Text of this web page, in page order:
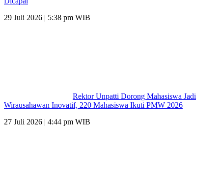
29 Juli 2026 | 5:38 pm WIB
Rektor Unpatti Dorong Mahasiswa Jadi
Wirausahawan Inovatif, 220 Mahasiswa Ikuti PMW 2026
27 Juli 2026 | 4:44 pm WIB